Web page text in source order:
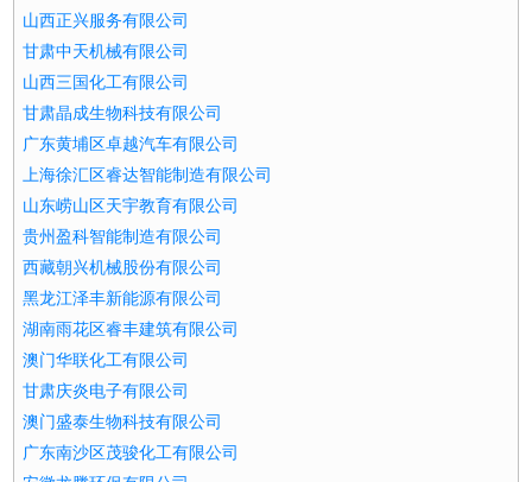
山西正兴服务有限公司
甘肃中天机械有限公司
山西三国化工有限公司
甘肃晶成生物科技有限公司
广东黄埔区卓越汽车有限公司
上海徐汇区睿达智能制造有限公司
山东崂山区天宇教育有限公司
贵州盈科智能制造有限公司
西藏朝兴机械股份有限公司
黑龙江泽丰新能源有限公司
湖南雨花区睿丰建筑有限公司
澳门华联化工有限公司
甘肃庆炎电子有限公司
澳门盛泰生物科技有限公司
广东南沙区茂骏化工有限公司